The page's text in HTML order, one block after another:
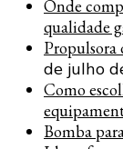
Onde
qualidade
Propulsora
de julho
Como
Bomba